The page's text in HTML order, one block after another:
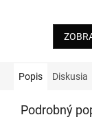
Popis Diskusia
Podrobný